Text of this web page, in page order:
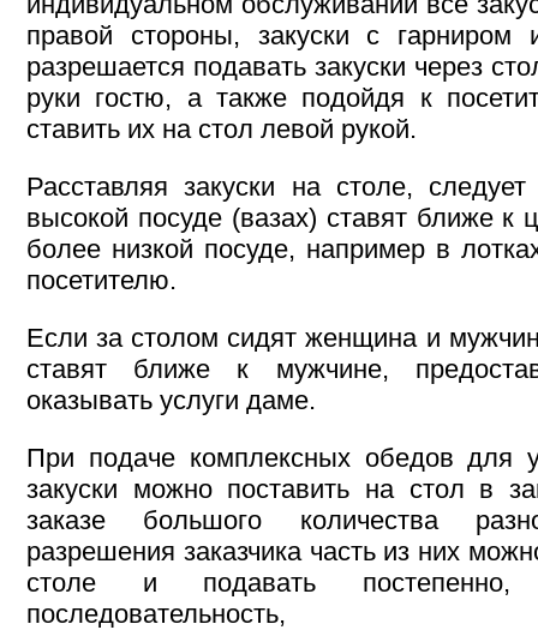
правой стороны, закуски с
разрешается подавать закуски через
руки гостю, а также подойдя к
ставить их на стол левой рукой.
Расставляя закуски на столе,
высокой посуде (вазах) ставят ближе к
более низкой посуде, например в
посетителю.
Если за столом сидят женщина и
ставят ближе к мужчине,
оказывать услуги даме.
При подаче комплексных обедов для
закуски можно поставить на стол в
заказе большого количества
разрешения заказчика часть из них
столе и подавать постепенно,
последовательность,